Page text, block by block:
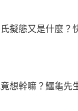
擬態又是什麼？
想幹嘛？鱷龜先